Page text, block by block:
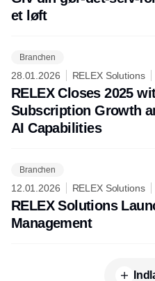
et løft
Branchen
28.01.2026 RELEX Solutions
RELEX Closes 2025
Subscription Growth
AI Capabilities
Branchen
12.01.2026 RELEX Solutions
RELEX Solutions
Management